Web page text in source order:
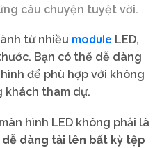
câu chuyện tuyệt vời.
từ nhiều module LED,
Bạn có thể dễ dàng
để phù hợp với không
khách tham dự.
hình LED không phải là
dễ dàng tải lên bất kỳ tệp